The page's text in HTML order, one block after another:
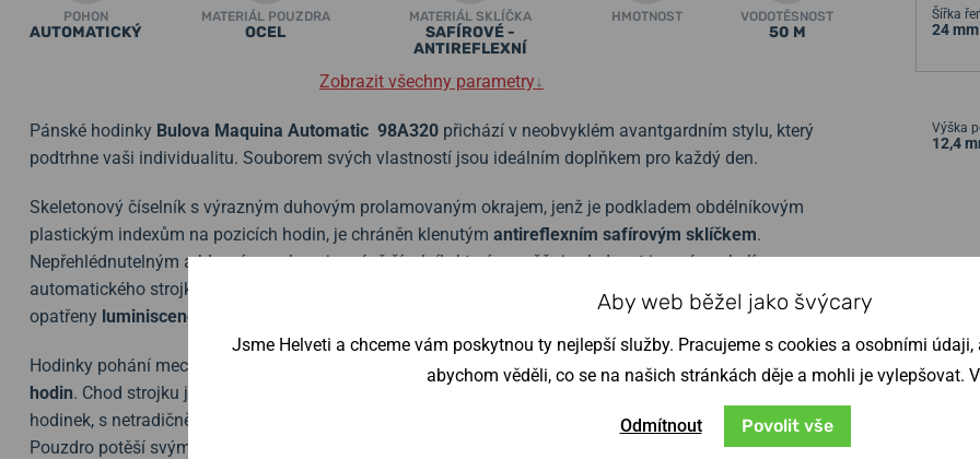
POHON
AUTOMATICKÝ
MATERIÁL POUZDRA
OCEL
MATERIÁL SKLÍČKA
SAFÍROVÉ -
ANTIREFLEXNÍ
HMOTNOST VODOTĚSNOST
50 M
Zobrazit všechny parametry↓
Pánské hodinky Bulova Maquina Automatic 98A320 přichází v neobvyklém avantgardním stylu, který
podtrhne vaši individualitu. Souborem svých vlastností jsou ideálním doplňkem pro každý den.
Skeletonový číselník s výrazným duhovým prolamovaným okrajem, jenž je podkladem obdélníkovým
plastickým indexům na pozicích hodin, je chráněn klenutým antireflexním safírovým sklíčkem.
Nepřehlédnutelným a hlavním prvkem je právě číselník, který umožňuje sledovat jemné soukolí
automatického strojku. Pohled na něj nenarušují ani citlivě zvolené ručky, které jsou, stejně jako indexy,
opatřeny luminiscencí a usnadňují tak odečet času při zhoršených světelných podmínkách.
Hodinky pohání mechanický strojek s automatickým nátahem Miyota 8N26 s rezervou chodu kolem
hodin. Chod strojku je možné krom číselníku sledovat také proskleným dýnkem. Pouzdro i náramek
hodinek, s netradičně tvarovanými dílky, jsou vyrobené z nerezové oceli s černou IP úpravou povrchu.
Pouzdro potěší svými
v podobě frézovaných matných linií na bocích a celkové
Šířka
24 mm
Výška
12,4
Aby web běžel jako švýcary
Jsme Helveti a chceme vám poskytnou ty nejlepší služby. Pracujeme s cookies a osobními
abychom věděli, co se na našich stránkách děje a mohli je vylepšovat.
Odmítnout Povolit vše